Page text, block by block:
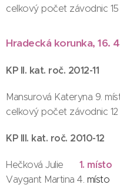
celkový počet závodnic 15
Hradecká korunka, 16.
KP II. kat. roč. 2012-11
Mansurová Kateryna 9.
celkový počet závodnic 12
KP III. kat. roč. 2010-12
Hečková Julie 1. místo
Vaygant Martina 4. místo